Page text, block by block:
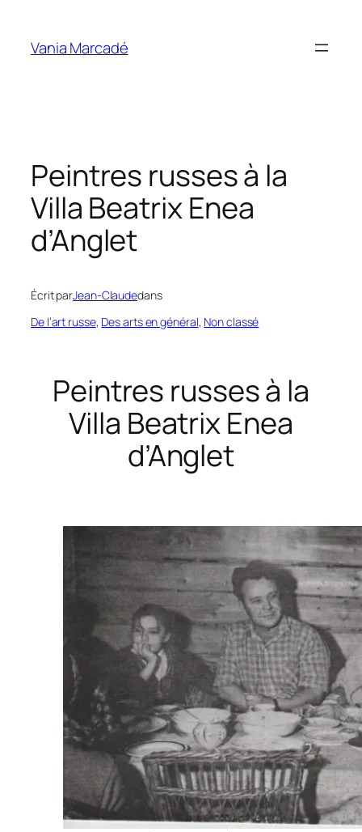
contenu
Vania Marcadé
Peintres russes à la
Villa Beatrix Enea
d’Anglet
Écrit parJean-Claudedans
De l’art russe, Des arts en général, Non classé
Peintres russes à la
Villa Beatrix Enea
d’Anglet